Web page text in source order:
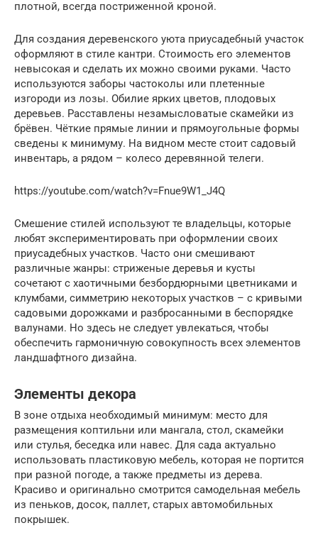
плотной, всегда постриженной кроной.
Для создания деревенского уюта приусадебный участок
оформляют в стиле кантри. Стоимость его элементов
невысокая и сделать их можно своими руками. Часто
используются заборы частоколы или плетенные
изгороди из лозы. Обилие ярких цветов, плодовых
деревьев. Расставлены незамысловатые скамейки из
брёвен. Чёткие прямые линии и прямоугольные формы
сведены к минимуму. На видном месте стоит садовый
инвентарь, а рядом – колесо деревянной телеги.
https://youtube.com/watch?v=Fnue9W1_J4Q
Смешение стилей используют те владельцы, которые
любят экспериментировать при оформлении своих
приусадебных участков. Часто они смешивают
различные жанры: стриженые деревья и кусты
сочетают с хаотичными безбордюрными цветниками и
клумбами, симметрию некоторых участков – с кривыми
садовыми дорожками и разбросанными в беспорядке
валунами. Но здесь не следует увлекаться, чтобы
обеспечить гармоничную совокупность всех элементов
ландшафтного дизайна.
Элементы декора
В зоне отдыха необходимый минимум: место для
размещения коптильни или мангала, стол, скамейки
или стулья, беседка или навес. Для сада актуально
использовать пластиковую мебель, которая не портится
при разной погоде, а также предметы из дерева.
Красиво и оригинально смотрится самодельная мебель
из пеньков, досок, паллет, старых автомобильных
покрышек.